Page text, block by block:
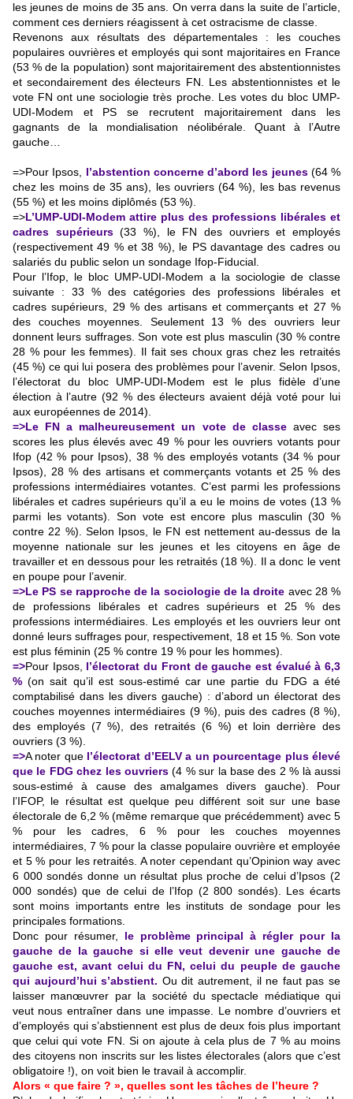
les jeunes de moins de 35 ans. On verra dans la suite de l’article,
comment ces derniers réagissent à cet ostracisme de classe.
Revenons aux résultats des départementales : les couches
populaires ouvrières et employés qui sont majoritaires en France
(53 % de la population) sont majoritairement des abstentionnistes
et secondairement des électeurs FN. Les abstentionnistes et le
vote FN ont une sociologie très proche. Les votes du bloc UMP-
UDI-Modem et PS se recrutent majoritairement dans les
gagnants de la mondialisation néolibérale. Quant à l’Autre
gauche…
=>Pour Ipsos, l’abstention concerne d’abord les jeunes (64 %
chez les moins de 35 ans), les ouvriers (64 %), les bas revenus
(55 %) et les moins diplômés (53 %).
=>L’UMP-UDI-Modem attire plus des professions libérales et
cadres supérieurs(33 %), le FN des ouvriers et employés
(respectivement 49 % et 38 %), le PS davantage des cadres ou
salariés du public selon un sondage Ifop-Fiducial.
Pour l’Ifop, le bloc UMP-UDI-Modem a la sociologie de classe
suivante : 33 % des catégories des professions libérales et
cadres supérieurs, 29 % des artisans et commerçants et 27 %
des couches moyennes. Seulement 13 % des ouvriers leur
donnent leurs suffrages. Son vote est plus masculin (30 % contre
28 % pour les femmes). Il fait ses choux gras chez les retraités
(45 %) ce qui lui posera des problèmes pour l’avenir. Selon Ipsos,
l’électorat du bloc UMP-UDI-Modem est le plus fidèle d’une
élection à l’autre (92 % des électeurs avaient déjà voté pour lui
aux européennes de 2014).
=>Le FN a malheureusement un vote de classe avec ses
scores les plus élevés avec 49 % pour les ouvriers votants pour
Ifop (42 % pour Ipsos), 38 % des employés votants (34 % pour
Ipsos), 28 % des artisans et commerçants votants et 25 % des
professions intermédiaires votantes. C’est parmi les professions
libérales et cadres supérieurs qu’il a eu le moins de votes (13 %
parmi les votants). Son vote est encore plus masculin (30 %
contre 22 %). Selon Ipsos, le FN est nettement au-dessus de la
moyenne nationale sur les jeunes et les citoyens en âge de
travailler et en dessous pour les retraités (18 %). Il a donc le vent
en poupe pour l’avenir.
=>Le PS se rapproche de la sociologie de la droite avec 28 %
de professions libérales et cadres supérieurs et 25 % des
professions intermédiaires. Les employés et les ouvriers leur ont
donné leurs suffrages pour, respectivement, 18 et 15 %. Son vote
est plus féminin (25 % contre 19 % pour les hommes).
=>Pour Ipsos, l’électorat du Front de gauche est évalué à 6,3
% (on sait qu’il est sous-estimé car une partie du FDG a été
comptabilisé dans les divers gauche) : d’abord un électorat des
couches moyennes intermédiaires (9 %), puis des cadres (8 %),
des employés (7 %), des retraités (6 %) et loin derrière des
ouvriers (3 %).
=>A noter que l’électorat d’EELV a un pourcentage plus élevé
que le FDG chez les ouvriers (4 % sur la base des 2 % là aussi
sous-estimé à cause des amalgames divers gauche). Pour
l’IFOP, le résultat est quelque peu différent soit sur une base
électorale de 6,2 % (même remarque que précédemment) avec 5
% pour les cadres, 6 % pour les couches moyennes
intermédiaires, 7 % pour la classe populaire ouvrière et employée
et 5 % pour les retraités. A noter cependant qu’Opinion way avec
6 000 sondés donne un résultat plus proche de celui d’Ipsos (2
000 sondés) que de celui de l’Ifop (2 800 sondés). Les écarts
sont moins importants entre les instituts de sondage pour les
principales formations.
Donc pour résumer, le problème principal à régler pour la
gauche de la gauche si elle veut devenir une gauche de
gauche est, avant celui du FN, celui du peuple de gauche
qui aujourd’hui s’abstient. Ou dit autrement, il ne faut pas se
laisser manœuvrer par la société du spectacle médiatique qui
veut nous entraîner dans une impasse. Le nombre d’ouvriers et
d’employés qui s’abstiennent est plus de deux fois plus important
que celui qui vote FN. Si on ajoute à cela plus de 7 % au moins
des citoyens non inscrits sur les listes électorales (alors que c’est
obligatoire !), on voit bien le travail à accomplir.
Alors « que faire ? », quelles sont les tâches de l’heure ?